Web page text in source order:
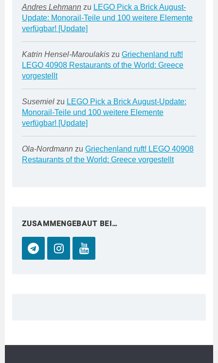
Andres Lehmann zu LEGO Pick a Brick August-
Update: Monorail-Teile und 100 weitere Elemente
verfügbar! [Update]
Katrin Hensel-Maroulakis zu Griechenland ruft!
LEGO 40908 Restaurants of the World: Greece
vorgestellt
Susemiel zu LEGO Pick a Brick August-Update:
Monorail-Teile und 100 weitere Elemente
verfügbar! [Update]
Ola-Nordmann zu Griechenland ruft! LEGO 40908
Restaurants of the World: Greece vorgestellt
ZUSAMMENGEBAUT BEI…